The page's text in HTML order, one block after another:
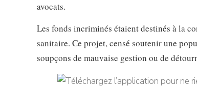
avocats.
Les fonds incriminés étaient destinés à la
sanitaire. Ce projet, censé soutenir une
soupçons de mauvaise gestion ou de